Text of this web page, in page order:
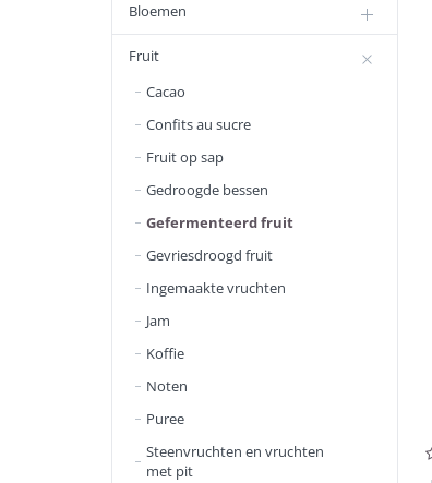
Bloemen
Fruit
Cacao
Confits au sucre
Fruit op sap
Gedroogde bessen
Gefermenteerd fruit
Gevriesdroogd fruit
Ingemaakte vruchten
Jam
Koffie
Noten
Puree
Steenvruchten en vruchten
met pit